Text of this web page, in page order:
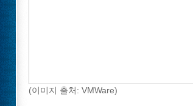
(이미지 출처: VMWare)